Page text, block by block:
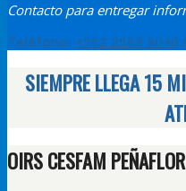
Contacto para entregar
Teléfono: +562 2568 8040
SIEMPRE LLEGA 15
OIRS CESFAM PEÑAFLOR